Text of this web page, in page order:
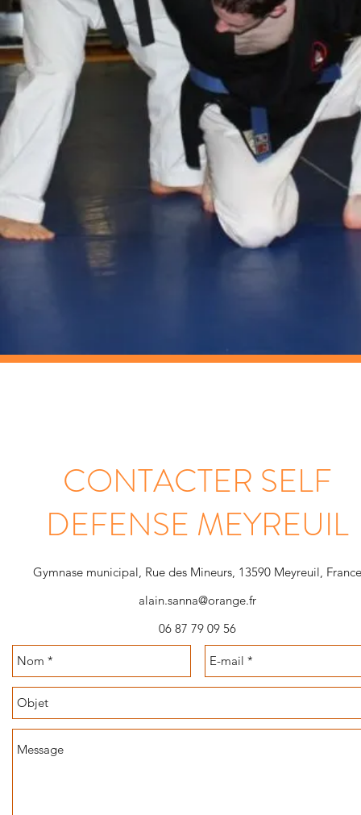
CONTACTER SELF
DEFENSE MEYREUIL
Gymnase municipal, Rue des Mineurs, 13590 Meyreuil, France
alain.sanna@orange.fr
06 87 79 09 56